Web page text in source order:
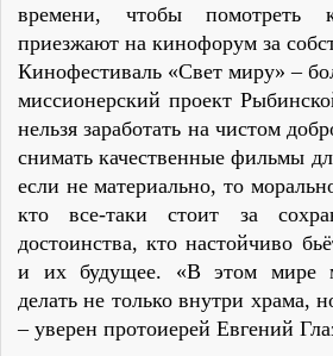
времени, чтобы помотреть
приезжают на кинофорум за
Кинофестиваль «Свет миру» –
миссионерский проект
нельзя заработать на чистом
снимать качественные фильмы
если не материально, то
кто все-таки стоит за
достоинства, кто настойчиво
и их будущее. «В этом мире
делать не только внутри храма,
– уверен протоиерей Евгений